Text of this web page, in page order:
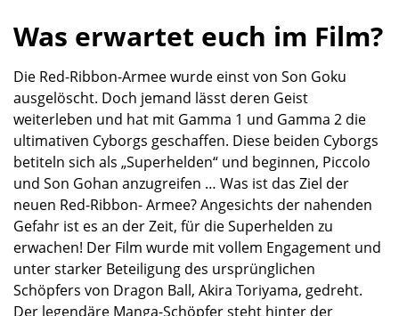
Was erwartet euch im Film?
Die Red-Ribbon-Armee wurde einst von Son Goku
ausgelöscht. Doch jemand lässt deren Geist
weiterleben und hat mit Gamma 1 und Gamma 2 die
ultimativen Cyborgs geschaffen. Diese beiden Cyborgs
betiteln sich als „Superhelden“ und beginnen, Piccolo
und Son Gohan anzugreifen … Was ist das Ziel der
neuen Red-Ribbon- Armee? Angesichts der nahenden
Gefahr ist es an der Zeit, für die Superhelden zu
erwachen! Der Film wurde mit vollem Engagement und
unter starker Beteiligung des ursprünglichen
Schöpfers von Dragon Ball, Akira Toriyama, gedreht.
Der legendäre Manga-Schöpfer steht hinter der